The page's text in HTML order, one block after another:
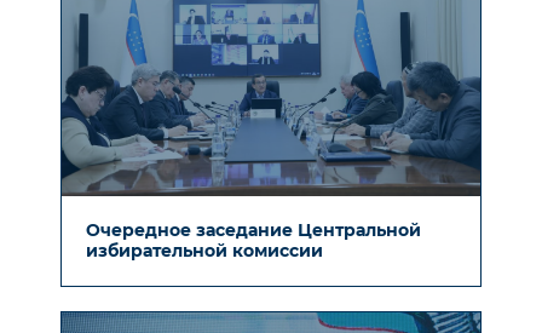
Очередное заседание Центральной
избирательной комиссии